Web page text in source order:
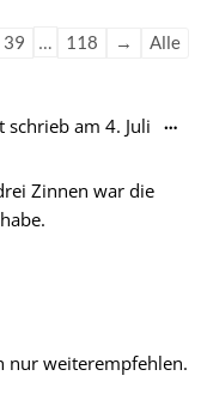
39 … 118 → Alle
schrieb am 4. Juli
Zinnen war die
nur weiterempfehlen.
…